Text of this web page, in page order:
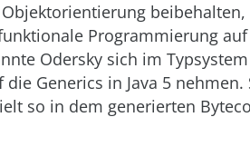
Programmierung auf
Odersky sich im
Generics in Java 5 nehmen.
so in dem generierten